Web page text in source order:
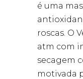
é uma
roscas. O
atm com
secagem
motivada